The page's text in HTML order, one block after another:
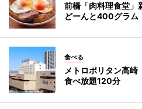
前橋「肉料理食堂」
どーんと400グラム
食べる
メトロポリタン高
食べ放題120分